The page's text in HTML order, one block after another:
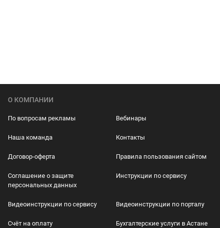
О КОМПАНИИ
По вопросам рекламы Вебинары
Наша команда Контакты
Договор-оферта Правила пользования сайтом
Соглашение о защите
персональных данных
Инструкции по сервису
Видеоинструкции по сервису Видеоинструкции по порталу
Счёт на оплату Бухгалтерские услуги в Астане